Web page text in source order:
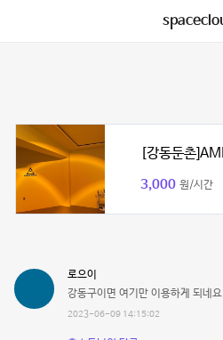
[강동둔촌
3,000 원/시간
로으이
강동구이면 여기만 이용하게 되네
2023-06-09 14:15:02